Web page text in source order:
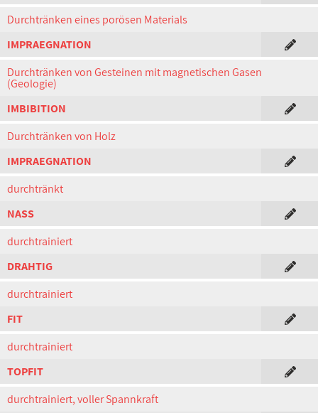
Durchtränken eines porösen Materials
IMPRAEGNATION
Durchtränken von Gesteinen mit magnetischen Gasen
(Geologie)
IMBIBITION
Durchtränken von Holz
IMPRAEGNATION
durchtränkt
NASS
durchtrainiert
DRAHTIG
durchtrainiert
FIT
durchtrainiert
TOPFIT
durchtrainiert, voller Spannkraft